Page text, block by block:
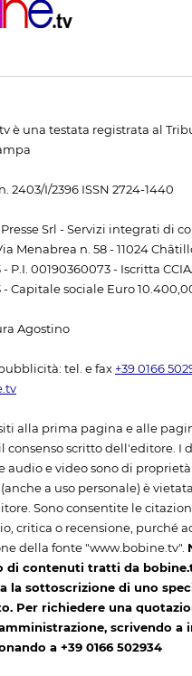
è una testata registrata al
2403/I/2396 ISSN 2724-1440
Presse Srl - Servizi integrati di
Menabrea n. 58 - 11024
P.I. 00190360073 - Iscritta
Capitale sociale Euro
Agostino
tel. e fax +39 0166
alla prima pagina e alle
consenso scritto dell'editore. I
audio e video sono di
a uso personale) è
Sono consentite le
critica o recensione, purché
della fonte "www.bobine.tv".
di contenuti tratti da
la sottoscrizione di uno
Per richiedere una
scrivendo a
a +39 0166 502934